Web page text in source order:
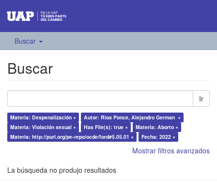
Buscar
Buscar
Ir
Materia: Despenalización ×
Autor: Rios Ponce, Alejandro German ×
Materia: Violación sexual ×
Has File(s): true ×
Materia: Aborto ×
Materia: http://purl.org/pe-repo/ocde/ford#5.05.01 ×
Fecha: 2022 ×
Mostrar filtros avanzados
La búsqueda no produjo resultados